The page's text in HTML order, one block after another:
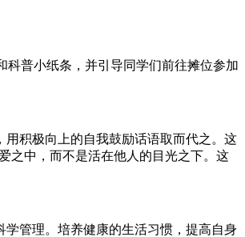
普小纸条，并引导同学们前往摊位参加
积极向上的自我鼓励话语取而代之。这
之中，而不是活在他人的目光之下。这
管理。培养健康的生活习惯，提高自身